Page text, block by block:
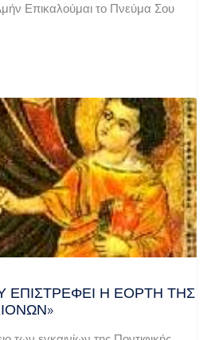
Επικαλούμαι το Πνεύμα Σου
ΕΠΙΣΤΡΈΦΕΙ Η ΕΟΡΤΉ ΤΗΣ